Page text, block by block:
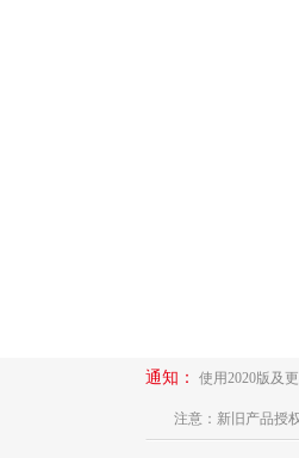
通知： 使用2020版及
注意：新旧产品授权